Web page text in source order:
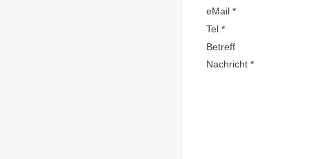
eMail *
Tel *
Betreff
Nachricht *